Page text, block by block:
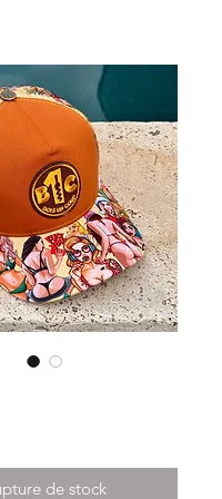
de stock